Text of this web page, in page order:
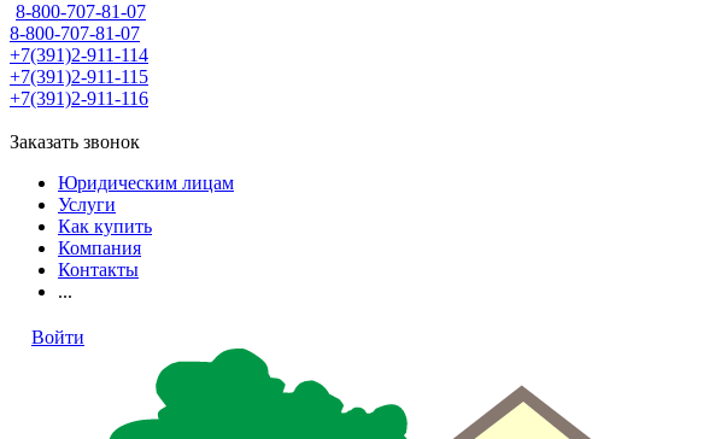
8-800-707-81-07
8-800-707-81-07
+7(391)2-911-114
+7(391)2-911-115
+7(391)2-911-116
Заказать звонок
Юридическим лицам
Услуги
Как купить
Компания
Контакты
...
Войти